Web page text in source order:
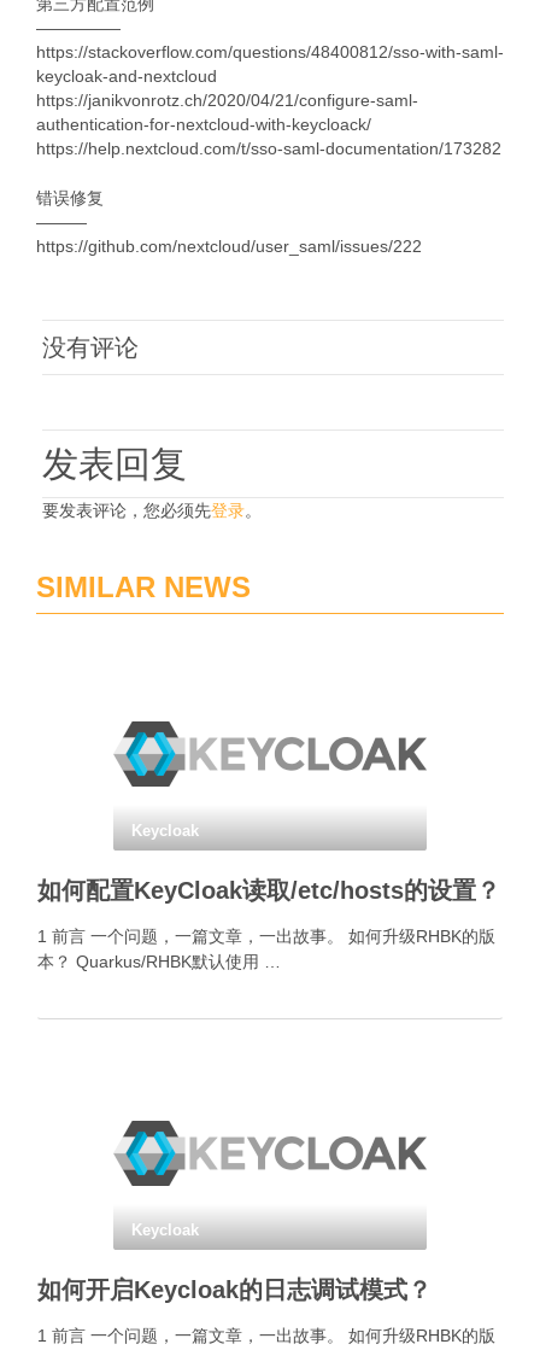
—————
https://stackoverflow.com/questions/48400812/sso-with-saml-
keycloak-and-nextcloud
https://janikvonrotz.ch/2020/04/21/configure-saml-
authentication-for-nextcloud-with-keycloack/
https://help.nextcloud.com/t/sso-saml-documentation/173282
错误修复
———
https://github.com/nextcloud/user_saml/issues/222
没有评论
发表回复
要发表评论，您必须先登录。
SIMILAR NEWS
Keycloak
如何配置KeyCloak读取/etc/hosts的设置？
1 前言 一个问题，一篇文章，一出故事。 如何升级RHBK的版
本？ Quarkus/RHBK默认使用 …
Keycloak
如何开启Keycloak的日志调试模式？
1 前言 一个问题，一篇文章，一出故事。 如何升级RHBK的版